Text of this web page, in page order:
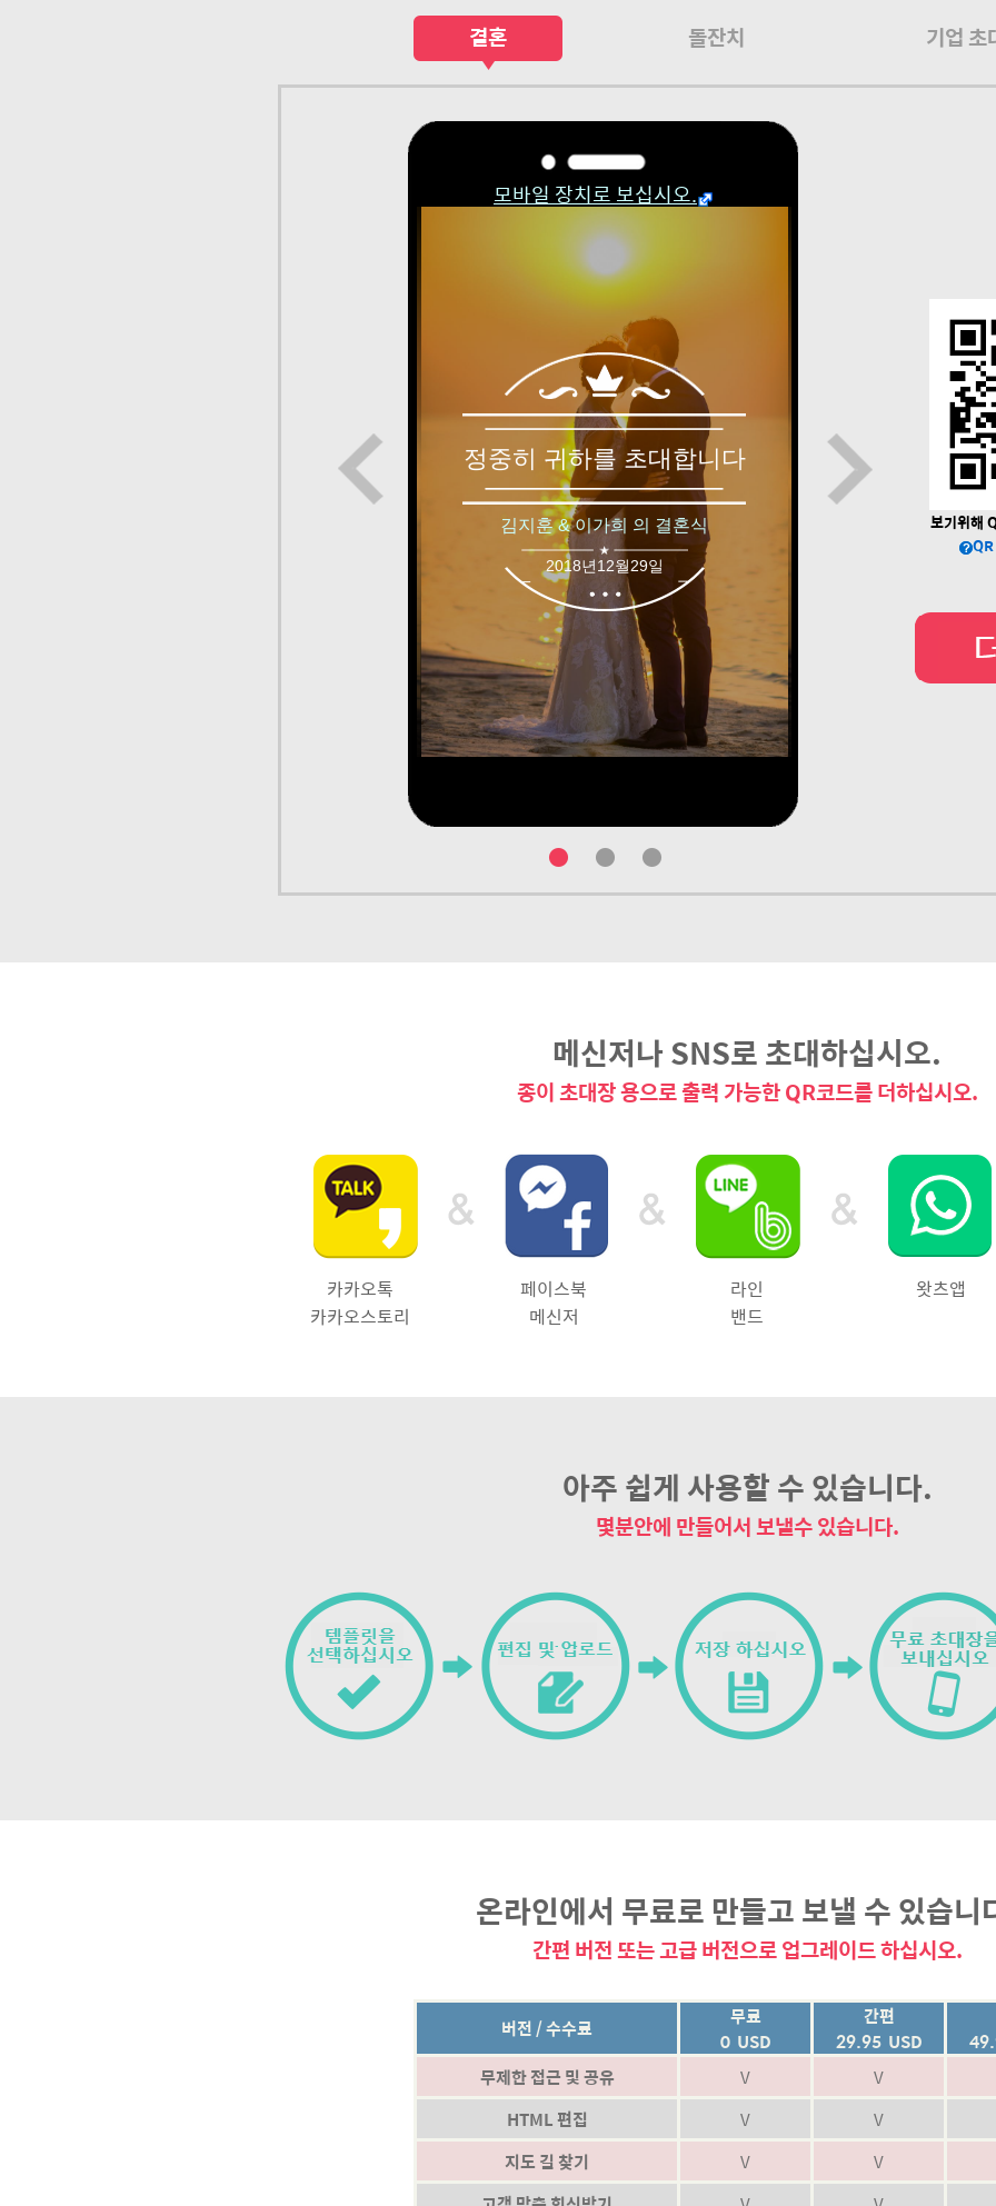
결혼 돌잔치 기업 초
모바일 장치로 보십시오.
● ● ●
보기위해
메신저나 SNS로 초대하십시오.
종이 초대장 용으로 출력 가능한 QR코드를 더하십시오.
카카오톡
카카오스토리
페이스북
메신저
라인
밴드
왓츠앱
아주 쉽게 사용할 수 있습니다.
몇분안에 만들어서 보낼수 있습니다.
온라인에서 무료로 만들고 보낼 수 있습니
간편 버전 또는 고급 버전으로 업그레이드 하십시오.
버전 / 수수료
무료
0 USD
간편
29.95 USD
무제한 접근 및 공유
V
V
HTML 편집
V
V
지도 길 찾기
V
V